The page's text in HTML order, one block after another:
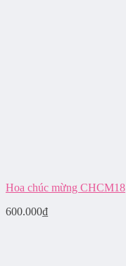
Hoa chúc mừng CHCM18
600.000₫